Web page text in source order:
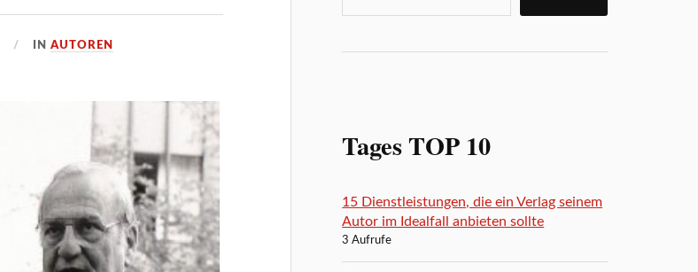
INAUTOREN
Tages TOP 10
15 Dienstleistungen, die ein Verlag seinem
Autor im Idealfall anbieten sollte
3 Aufrufe